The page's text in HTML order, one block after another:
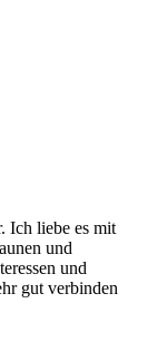
Ich liebe es mit
und
und
gut verbinden